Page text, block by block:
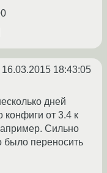
16.03.2015 18:43:05
дней
конфиги от 3.4 к
Сильно
переносить